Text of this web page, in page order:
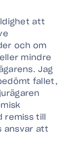
att
och om
mindre
Jag
fallet,
remiss till
ansvar att